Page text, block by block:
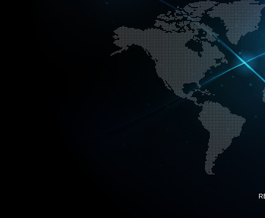
Enseigne publicitaire
Fabriquant et distributeur français
gamme à base de LED.
led, Topledworld, top led world, top
économie énergie, edf, lumière,